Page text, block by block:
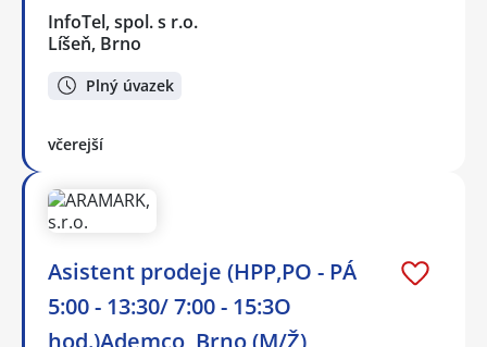
InfoTel, spol. s r.o.
Líšeň, Brno
Plný úvazek
včerejší
Asistent prodeje (HPP,PO - PÁ
5:00 - 13:30/ 7:00 - 15:3O